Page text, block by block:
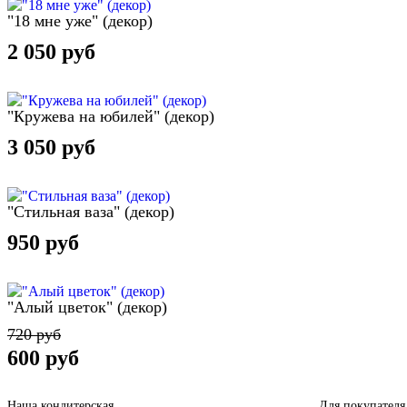
"18 мне уже" (декор)
2 050 руб
"Кружева на юбилей" (декор)
3 050 руб
"Стильная ваза" (декор)
950 руб
"Алый цветок" (декор)
720 руб
600 руб